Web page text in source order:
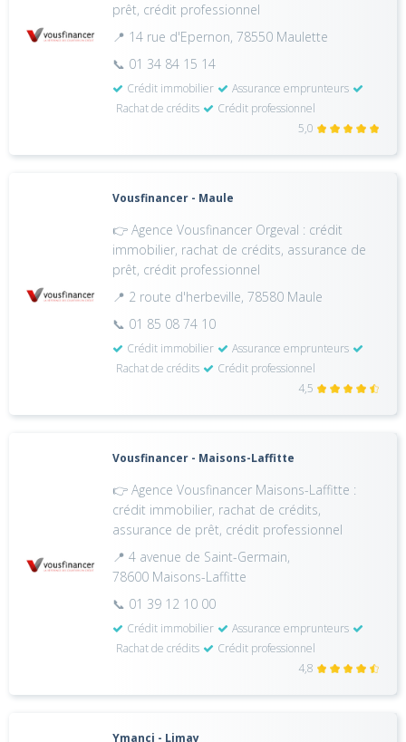
prêt, crédit professionnel
📍 14 rue d'Epernon, 78550 Maulette
📞 01 34 84 15 14
Crédit immobilier
Assurance emprunteurs
Rachat de crédits
Crédit professionnel
5,0
Vousfinancer - Maule
👉 Agence Vousfinancer Orgeval : crédit
immobilier, rachat de crédits, assurance de
prêt, crédit professionnel
📍 2 route d'herbeville, 78580 Maule
📞 01 85 08 74 10
Crédit immobilier
Assurance emprunteurs
Rachat de crédits
Crédit professionnel
4,5
Vousfinancer - Maisons-Laffitte
👉 Agence Vousfinancer Maisons-Laffitte :
crédit immobilier, rachat de crédits,
assurance de prêt, crédit professionnel
📍 4 avenue de Saint-Germain,
78600 Maisons-Laffitte
📞 01 39 12 10 00
Crédit immobilier
Assurance emprunteurs
Rachat de crédits
Crédit professionnel
4,8
Ymanci - Limay